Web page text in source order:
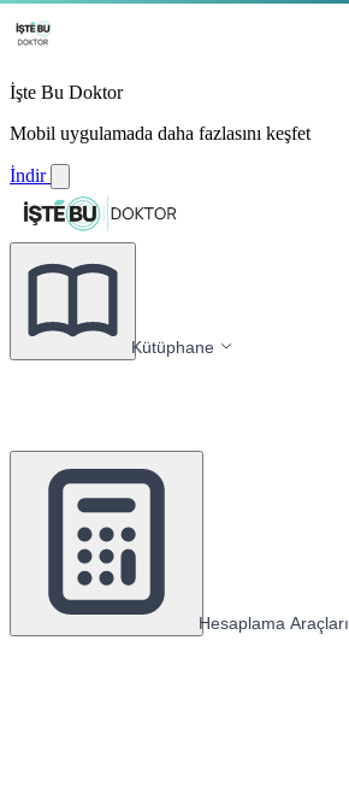
İşte Bu Doktor
Mobil uygulamada daha fazlasını keşfet
İndir
Kütüphane
Hesaplama Araçları